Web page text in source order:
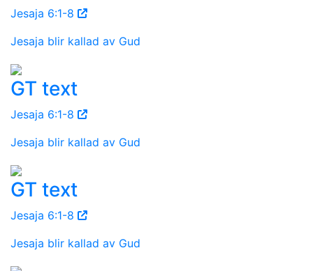
Jesaja 6:1-8
Jesaja blir kallad av Gud
GT text
Jesaja 6:1-8
Jesaja blir kallad av Gud
GT text
Jesaja 6:1-8
Jesaja blir kallad av Gud